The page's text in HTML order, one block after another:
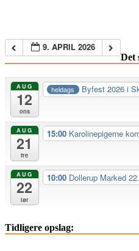
9. APRIL 2026
Det
AUG
12
ons
heldags Byfest 2026 i
AUG
21
fre
15:00 Karolinepigerne
AUG
22
lør
10:00 Dollerup Marked
Tidligere opslag: